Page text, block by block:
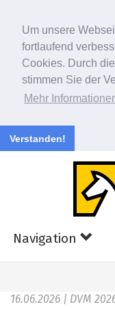
Um unsere
fortlaufend
Cookies. Durch
stimmen Sie der
Mehr
Verstanden!
Navigation
16.06.2026 | DVM